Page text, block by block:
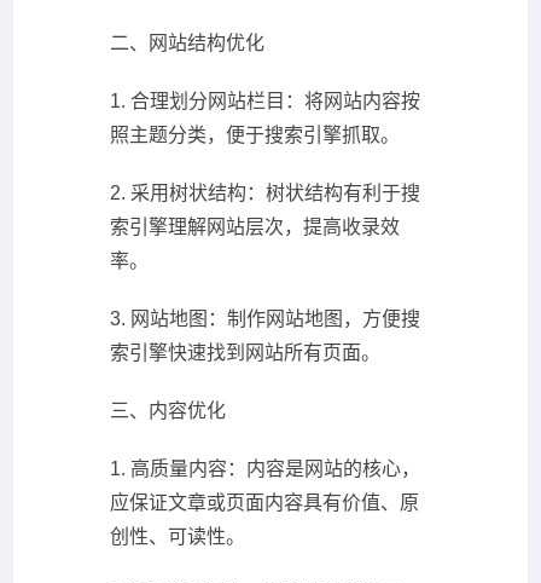
二、网站结构优化
1. 合理划分网站栏目：将网站内容按
照主题分类，便于搜索引擎抓取。
2. 采用树状结构：树状结构有利于搜
索引擎理解网站层次，提高收录效
率。
3. 网站地图：制作网站地图，方便搜
索引擎快速找到网站所有页面。
三、内容优化
1. 高质量内容：内容是网站的核心，
应保证文章或页面内容具有价值、原
创性、可读性。